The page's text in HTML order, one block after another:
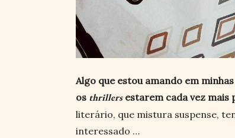
Algo que estou amando em
os thrillersestarem cada vez mais
literário, que mistura suspense,
interessado …